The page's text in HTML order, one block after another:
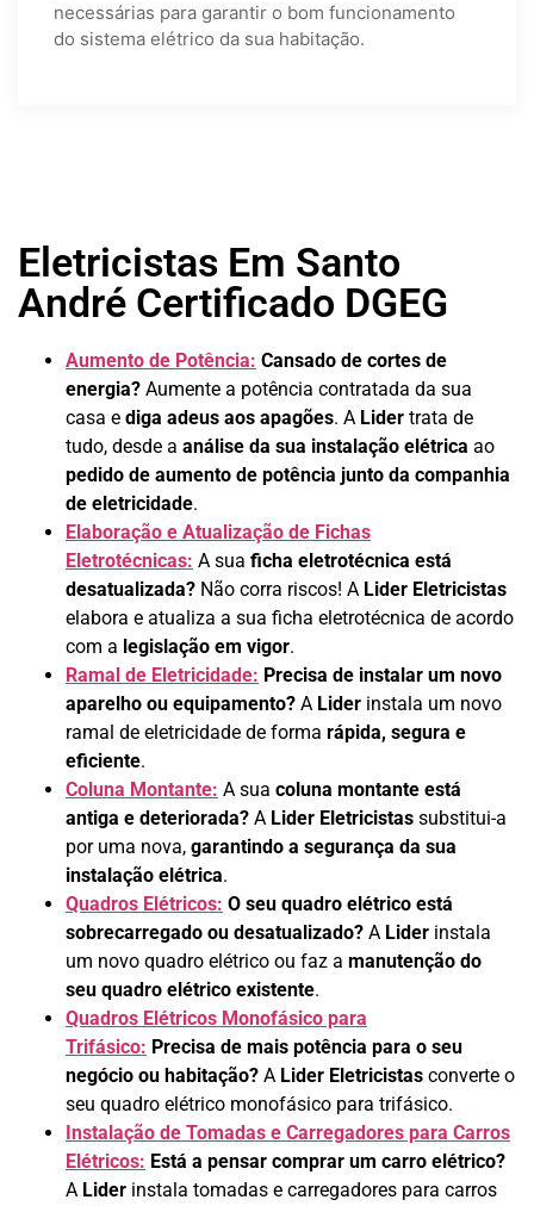
necessárias para garantir o bom funcionamento
do sistema elétrico da sua habitação.
Eletricistas Em Santo
André Certificado DGEG
Aumento de Potência: Cansado de cortes de
energia? Aumente a potência contratada da sua
casa e diga adeus aos apagões. A Lider trata de
tudo, desde a análise da sua instalação elétrica ao
pedido de aumento de potência junto da companhia
de eletricidade.
Elaboração e Atualização de Fichas
Eletrotécnicas: A sua ficha eletrotécnica está
desatualizada? Não corra riscos! A Lider Eletricistas
elabora e atualiza a sua ficha eletrotécnica de acordo
com a legislação em vigor.
Ramal de Eletricidade: Precisa de instalar um novo
aparelho ou equipamento? A Lider instala um novo
ramal de eletricidade de forma rápida, segura e
eficiente.
Coluna Montante: A sua coluna montante está
antiga e deteriorada? A Lider Eletricistas substitui-a
por uma nova, garantindo a segurança da sua
instalação elétrica.
Quadros Elétricos: O seu quadro elétrico está
sobrecarregado ou desatualizado? A Lider instala
um novo quadro elétrico ou faz a manutenção do
seu quadro elétrico existente.
Quadros Elétricos Monofásico para
Trifásico: Precisa de mais potência para o seu
negócio ou habitação? A Lider Eletricistas converte o
seu quadro elétrico monofásico para trifásico.
Instalação de Tomadas e Carregadores para Carros
Elétricos: Está a pensar comprar um carro elétrico?
A Lider instala tomadas e carregadores para carros